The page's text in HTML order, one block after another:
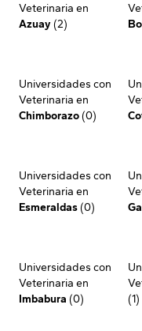
Veterinaria en
Azuay(2)
Universidades con
Veterinaria en
Chimborazo(0)
Universidades con
Veterinaria en
Esmeraldas(0)
Universidades con
Veterinaria en
Imbabura (0)
(1)